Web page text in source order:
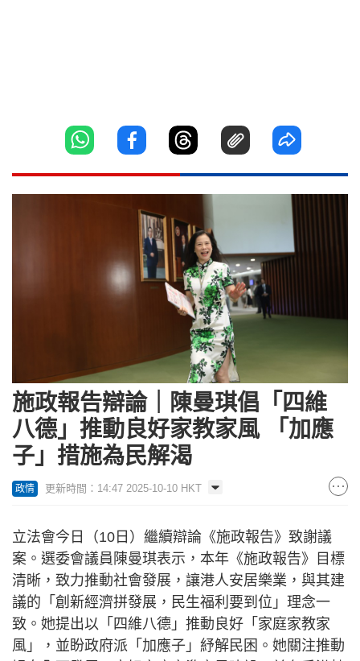
施政報告辯論｜陳曼琪倡「四維
八德」推動良好家教家風 「加應
子」措施為民解渴
政情 更新時間：14:47 2025-10-10 HKT
立法會今日（10日）繼續辯論《施政報告》致謝議
案。選委會議員陳曼琪表示，本年《施政報告》目標
清晰，致力推動社會發展，讓港人安居樂業，與其建
議的「創新經濟拼發展，民生福利要到位」理念一
致。她提出以「四維八德」推動良好「家庭家教家
風」，並盼政府派「加應子」紓解民困。她關注推動